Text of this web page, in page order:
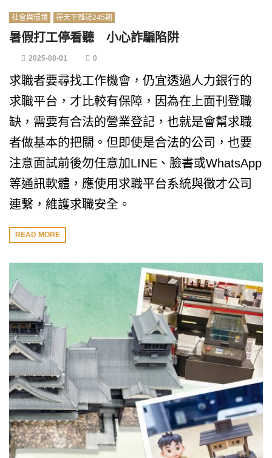
社會與環境 禪天下雜誌245期
暑假打工停看聽 小心詐騙陷阱
2025-08-01 0
求職者要尋找工作機會，仍宜透過人力銀行的
求職平台，才比較有保障，因為在上面刊登職
缺，需要有合法的營業登記，也就是會幫求職
者做基本的把關。但即使是合法的公司，也要
注意面試前後勿任意加LINE、臉書或WhatsApp
等通訊軟體，應使用求職平台系統與徵才公司
連繫，維護求職安全。
READ MORE